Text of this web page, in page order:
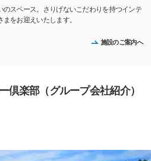
のスペース。さりげないこだわりを持つインテ
をお迎えいたします。
施設のご案内へ
倶楽部（グループ会社紹介）